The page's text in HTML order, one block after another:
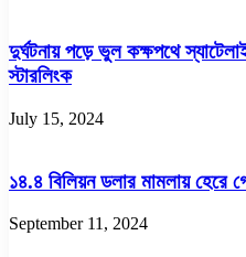
দুর্ঘটনায় পড়ে ভুল কক্ষপথে
স্টারলিংক
July 15, 2024
১৪.৪ বিলিয়ন ডলার মামলায় হেরে
September 11, 2024